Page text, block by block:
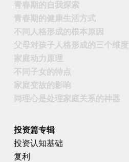
青春期的自我探索
青春期的健康生活方式
不同人格形成的根本原因
父母对孩子人格形成的三个维度
家庭动力原理
不同子女的特点
家庭变故的影响
同理心是处理家庭关系的神器
投资篇专辑
投资认知基础
复利